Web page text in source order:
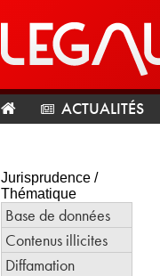
ACTUALITÉS
Jurisprudence /
Thématique
Base de données
Contenus illicites
Diffamation